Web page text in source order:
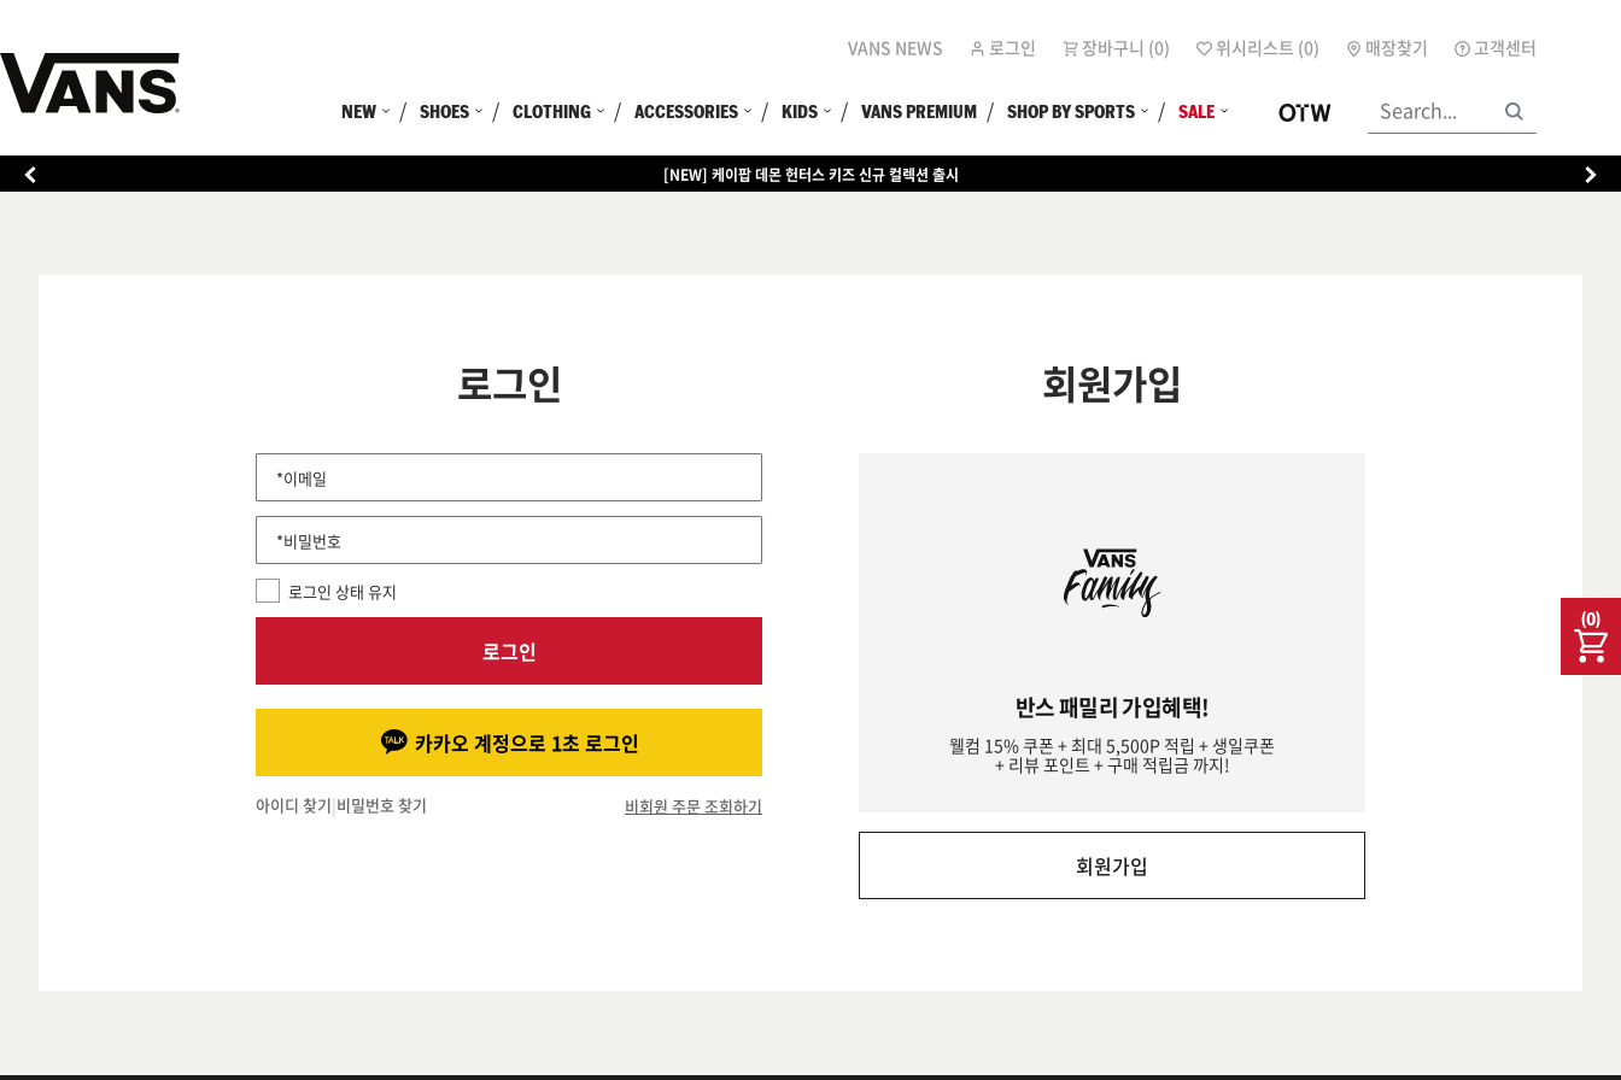
VANS NEWS 로그인 장바구니 (0) 위시리스트 (0) 매장찾기 고객센터
NEW SHOES CLOTHING ACCESSORIES KIDS VANS PREMIUM SHOP BY SPORTS SALE
(0)
[NEW] 케이팝 데몬 헌터스 키즈 신규 컬렉션 출시
로그인
*이메일
*비밀번호
로그인 상태 유지
로그인
카카오 계정으로 1초 로그인
아이디 찾기|비밀번호 찾기 비회원 주문 조회하기
회원가입
반스 패밀리 가입혜택!
웰컴 15% 쿠폰 + 최대 5,500P 적립 + 생일쿠폰
+ 리뷰 포인트 + 구매 적립금 까지!
회원가입